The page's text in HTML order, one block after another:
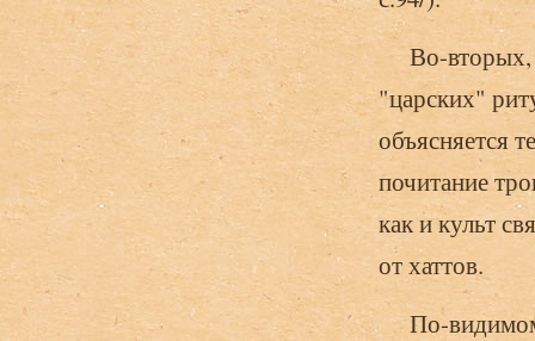
Во-вторых,
"царских"
объясняется
почитание
как и культ
от хаттов.
По-